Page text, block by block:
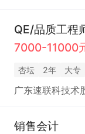
QE/品质工程
7000-11000
杏坛 2年 大专
广东速联科技术
销售会计